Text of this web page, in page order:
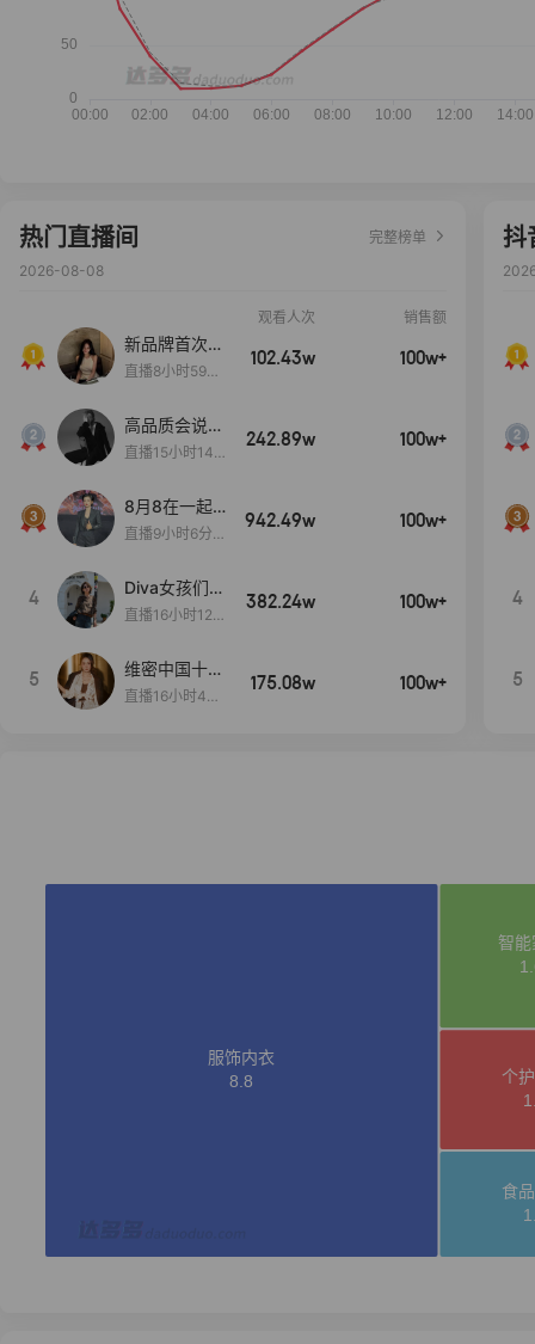
热门直播间
完整榜单
2026-08-08
观看人次 销售额
新品牌首次大
上新
直播8小时59分
102.43w 100w+
高品质会说
话….
直播15小时14
242.89w 100w+
8月8在一起
生日献礼盛典
直播9小时6分1
942.49w 100w+
4
Diva女孩们集
合啦~意大利
直播16小时12
382.24w 100w+
5
维密中国十周
年 与你如此
直播16小时48
175.08w 100w+
抖
4
5